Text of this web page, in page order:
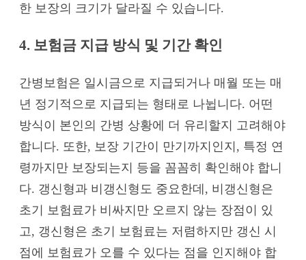
한 보장의 크기가 달라질 수 있습니다.
4. 보험금 지급 방식 및 기간 확인
간병보험은 일시금으로 지급되거나 매월 또는 매
년 정기적으로 지급되는 형태로 나뉩니다. 어떤
방식이 본인의 간병 상황에 더 유리할지 고려해야
합니다. 또한, 보장 기간이 만기까지인지, 특정 연
령까지만 보장되는지 등을 꼼꼼히 확인해야 합니
다. 갱신형과 비갱신형도 중요한데, 비갱신형은
초기 보험료가 비싸지만 오르지 않는 장점이 있
고, 갱신형은 초기 보험료는 저렴하지만 갱신 시
점에 보험료가 오를 수 있다는 점을 인지해야 합